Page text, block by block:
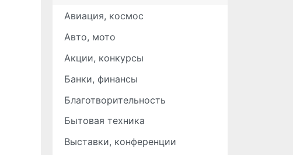
Авиация, космос
Авто, мото
Акции, конкурсы
Банки, финансы
Благотворительность
Бытовая техника
Выставки, конференции